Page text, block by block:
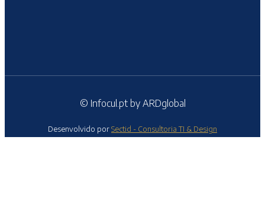
© Infocul.pt by ARDglobal
Desenvolvido porSectid - Consultoria TI & Design